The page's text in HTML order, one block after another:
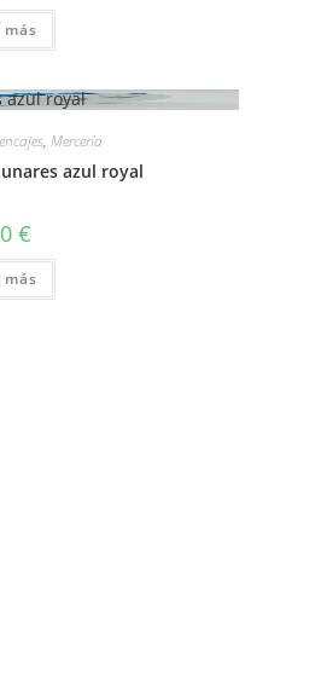
más
Vista rápida
,Mercería
azul royal
€
más